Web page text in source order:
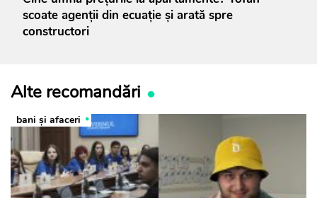
scoate agenții din ecuație și arată spre
constructori
Alte recomandări
bani și afaceri